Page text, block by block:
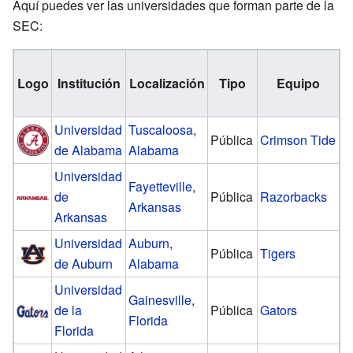
Aquí puedes ver las universidades que forman parte de la
SEC:
Logo Institución Localización Tipo Equipo
Universidad
de Alabama
Tuscaloosa,
Alabama
Pública Crimson Tide
Universidad
de
Arkansas
Fayetteville,
Arkansas
Pública Razorbacks
Universidad
de Auburn
Auburn,
Alabama
Pública Tigers
Universidad
de la
Florida
Gainesville,
Florida
Pública Gators